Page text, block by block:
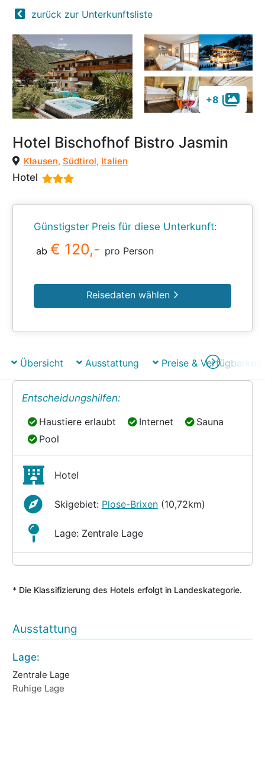
zurück zur Unterkunftsliste
+8
Hotel Bischofhof Bistro Jasmin
Klausen, Südtirol, Italien
Hotel
Günstigster Preis für diese Unterkunft:
ab € 120,- pro Person
Reisedaten wählen
Übersicht Ausstattung Preise & Verfügbarkeit
Entscheidungshilfen:
Haustiere erlaubt
Haustiere erlaubt Internet
Internet Sauna
Sauna
Pool
Pool
Hotel
Skigebiet: Plose-Brixen(10,72km)
Lage: Zentrale Lage
* Die Klassifizierung des Hotels erfolgt in Landeskategorie.
Ausstattung
Lage:
Zentrale Lage
Ruhige Lage